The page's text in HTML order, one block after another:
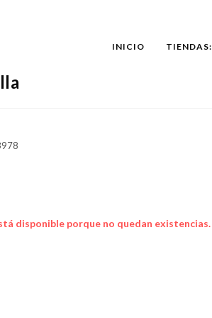
INICIO TIENDAS:
disponible porque no quedan existencias.